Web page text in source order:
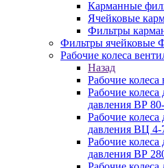
Карманные
Ячейковые
Фильтры
Фильтры
Рабочие колеса
Назад
Рабочие колеса
Рабочие колеса
давления ВР
Рабочие колеса
давления ВЦ 4-
Рабочие колеса
давления ВР